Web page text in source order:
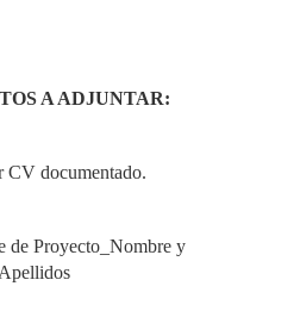
A ADJUNTAR:
CV documentado.
de Proyecto_Nombre y
Apellidos